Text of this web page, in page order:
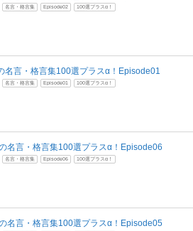
名言・格言集 Episode02 100選プラスα！
名言・格言集100選プラスα！Episode01
名言・格言集 Episode01 100選プラスα！
名言・格言集100選プラスα！Episode06
名言・格言集 Episode06 100選プラスα！
名言・格言集100選プラスα！Episode05